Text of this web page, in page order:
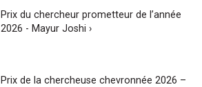
Prix du chercheur prometteur de l’année
2026 - Mayur Joshi ›
Prix de la chercheuse chevronnée 2026 –